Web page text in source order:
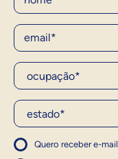
E-Mail
Ocupação*
Estado*
Quero receber e-
1
Concordo com a política
Concordo com a política